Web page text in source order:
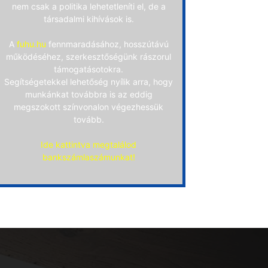
nem csak a politika lehetetleníti el, de a
társadalmi kihívások is.
A fuhu.hu fennmaradásához, hosszútávú
működéséhez, szerkesztőségünk rászorul
támogatásotokra.
Segítségetekkel lehetőség nyílik arra, hogy
munkánkat továbbra is az eddig
megszokott színvonalon végezhessük
tovább.
Ide kattintva megtalálod
bankszámlaszámunkat!